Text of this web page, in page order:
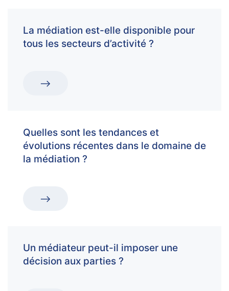
La médiation est-elle disponible pour
tous les secteurs d’activité ?
Quelles sont les tendances et
évolutions récentes dans le domaine de
la médiation ?
Un médiateur peut-il imposer une
décision aux parties ?